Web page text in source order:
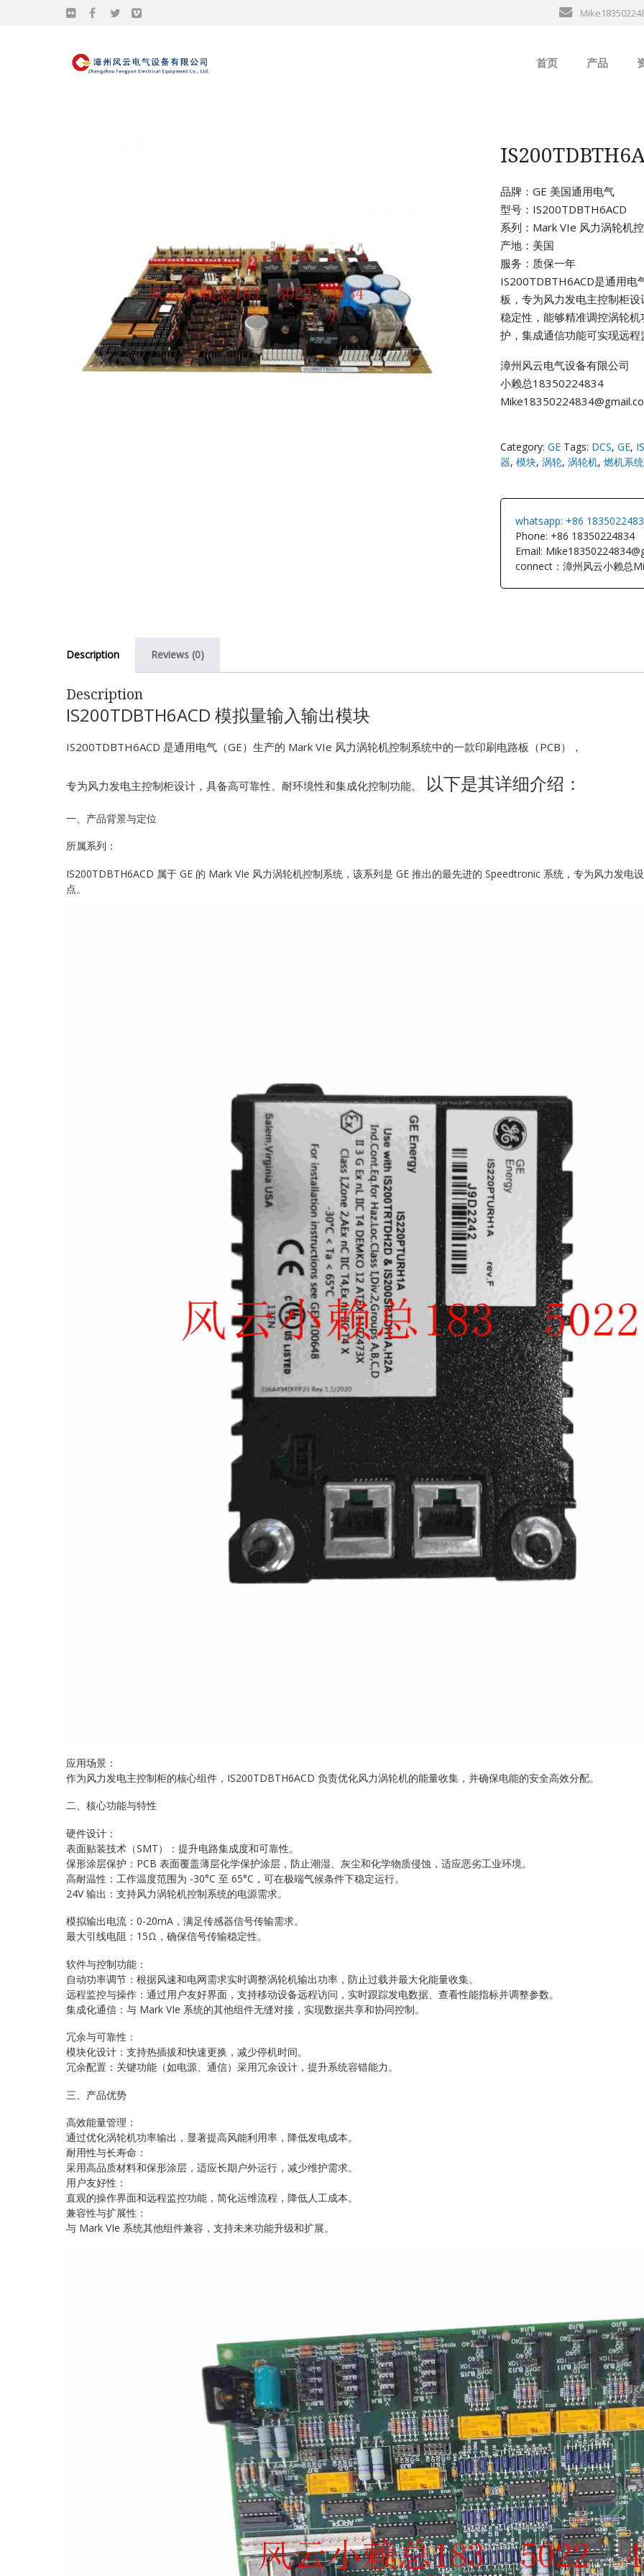
首页 产品
EMERSON
AMAT
Bently
EATON
Enterasys
EPRO
FOXBORO
HIMA
Kawasaki
REXROTH
品牌：GE 美国通用电气
型号：IS200TDBTH6ACD
系列：Mark VIe 风力涡轮机
产地：美国
服务：质保一年
IS200TDBTH6ACD是通用电
板，专为风力发电主控制柜
稳定性，能够精准调控涡轮
护，集成通信功能可实现远程
漳州风云电气设备有限公司
小赖总18350224834
Category: GE Tags: DCS, GE,
器, 模块, 涡轮, 涡轮机, 燃机系统
whatsapp: +86
Phone: +86 18350224834
Email:
connect：漳州风云小赖总
Description Reviews (0)
Description
IS200TDBTH6ACD 模拟量输入输出模块
IS200TDBTH6ACD 是通用电气（GE）生产的 Mark VIe 风力涡轮机控制系统中的一款印刷电路板（PCB），
专为风力发电主控制柜设计，具备高可靠性、耐环境性和集成化控制功能。 以下是其详细介绍：
一、产品背景与定位
所属系列：
IS200TDBTH6ACD 属于 GE 的 Mark VIe 风力涡轮机控制系统，该系列是 GE 推出的最先进的 Speedtronic 系统，专为风力发电
点。
应用场景：
作为风力发电主控制柜的核心组件，IS200TDBTH6ACD 负责优化风力涡轮机的能量收集，并确保电能的安全高效分配。
二、核心功能与特性
硬件设计：
表面贴装技术（SMT）：提升电路集成度和可靠性。
保形涂层保护：PCB 表面覆盖薄层化学保护涂层，防止潮湿、灰尘和化学物质侵蚀，适应恶劣工业环境。
高耐温性：工作温度范围为 -30°C 至 65°C，可在极端气候条件下稳定运行。
24V 输出：支持风力涡轮机控制系统的电源需求。
模拟输出电流：0-20mA，满足传感器信号传输需求。
最大引线电阻：15Ω，确保信号传输稳定性。
软件与控制功能：
自动功率调节：根据风速和电网需求实时调整涡轮机输出功率，防止过载并最大化能量收集。
远程监控与操作：通过用户友好界面，支持移动设备远程访问，实时跟踪发电数据、查看性能指标并调整参数。
集成化通信：与 Mark VIe 系统的其他组件无缝对接，实现数据共享和协同控制。
冗余与可靠性：
模块化设计：支持热插拔和快速更换，减少停机时间。
冗余配置：关键功能（如电源、通信）采用冗余设计，提升系统容错能力。
三、产品优势
高效能量管理：
通过优化涡轮机功率输出，显著提高风能利用率，降低发电成本。
耐用性与长寿命：
采用高品质材料和保形涂层，适应长期户外运行，减少维护需求。
用户友好性：
直观的操作界面和远程监控功能，简化运维流程，降低人工成本。
兼容性与扩展性：
与 Mark VIe 系统其他组件兼容，支持未来功能升级和扩展。